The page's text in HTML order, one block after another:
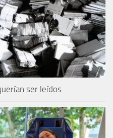
ser leídos